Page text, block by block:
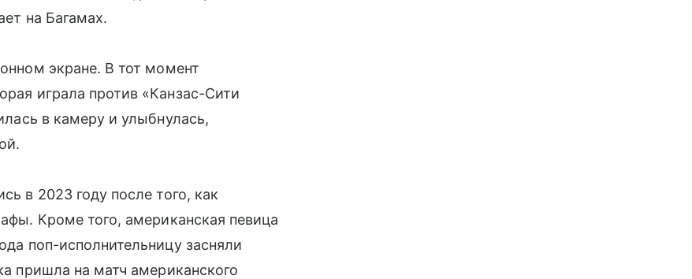
на Багамах.
экране. В тот момент
играла против «Канзас-Сити
в камеру и улыбнулась,
в 2023 году после того, как
Кроме того, американская певица
поп-исполнительницу засняли
пришла на матч американского